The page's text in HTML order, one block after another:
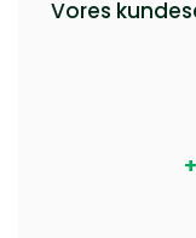
Vores